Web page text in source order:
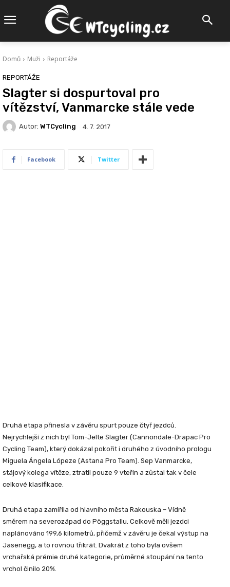
Domů Muži Reportáže
REPORTÁŽE
Slagter si dospurtoval pro
vítězství, Vanmarcke stále vede
Autor: WTCycling 4. 7. 2017
Facebook Twitter
Druhá etapa přinesla v závěru spurt pouze čtyř jezdců.
Nejrychlejší z nich byl Tom-Jelte Slagter (Cannondale-Drapac Pro
Cycling Team), který dokázal pokořit i druhého z úvodního prologu
Miguela Ángela Lópeze (Astana Pro Team). Sep Vanmarcke,
stájový kolega vítěze, ztratil pouze 9 vteřin a zůstal tak v čele
celkové klasifikace.
Druhá etapa zamířila od hlavního města Rakouska – Vídně
směrem na severozápad do Pöggstallu. Celkově měli jezdci
naplánováno 199,6 kilometrů, přičemž v závěru je čekal výstup na
Jasenegg, a to rovnou třikrát. Dvakrát z toho byla ovšem
vrchařská prémie druhé kategorie, průměrné stoupání na tento
vrchol činilo 20%.